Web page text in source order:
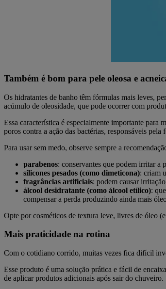
Também é bom para pele oleosa e
Os hidratantes de banho têm fórmulas mais leves,
acúmulo de oleosidade, que pode ocorrer com
Essa característica é especialmente importante para
poros contra a ação das bactérias, responsáveis pela
Para usar sem medo, observe sempre a
parabenos: conservantes que podem irritar a
silicones pesados (como dimeticona): criam
fragrâncias artificiais: podem causar
álcool desidratante (como álcool etílico):
compensar a perda produzindo ainda mais
Opte por cosméticos de textura leve, livres de óleo
Mais praticidade na rotina
Com o cotidiano corrido, muitas vezes fica difícil
Esse produto é uma solução prática e fácil de
de aplicar produtos adicionais após sair do chuveiro.